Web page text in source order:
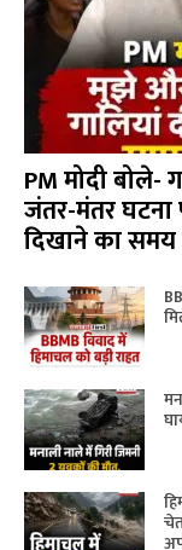
PM मोदी बोले-
जंतर-मंतर घटना
दिखाने का